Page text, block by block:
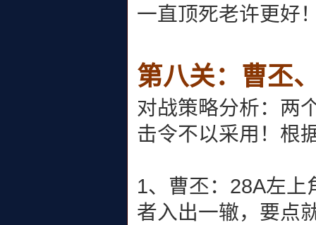
一直顶死老许更好
第八关：曹丕
对战策略分析：两
击令不以采用！根
1、曹丕：28A左
者入出一辙，要点